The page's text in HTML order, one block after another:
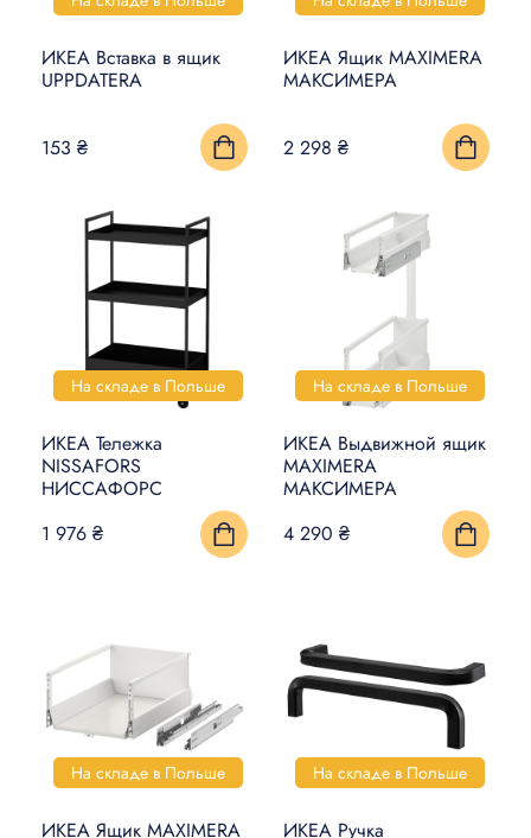
ИКЕА Вставка в ящик
UPPDATERA
153 ₴
ИКЕА Ящик MAXIMERA
МАКСИМЕРА
2 298 ₴
На складе в Польше
ИКЕА Тележка
NISSAFORS
НИССАФОРС
1 976 ₴
На складе в Польше
ИКЕА Выдвижной ящик
MAXIMERA
МАКСИМЕРА
4 290 ₴
На складе в Польше
ИКЕА Ящик MAXIMERA
На складе в Польше
ИКЕА Ручка